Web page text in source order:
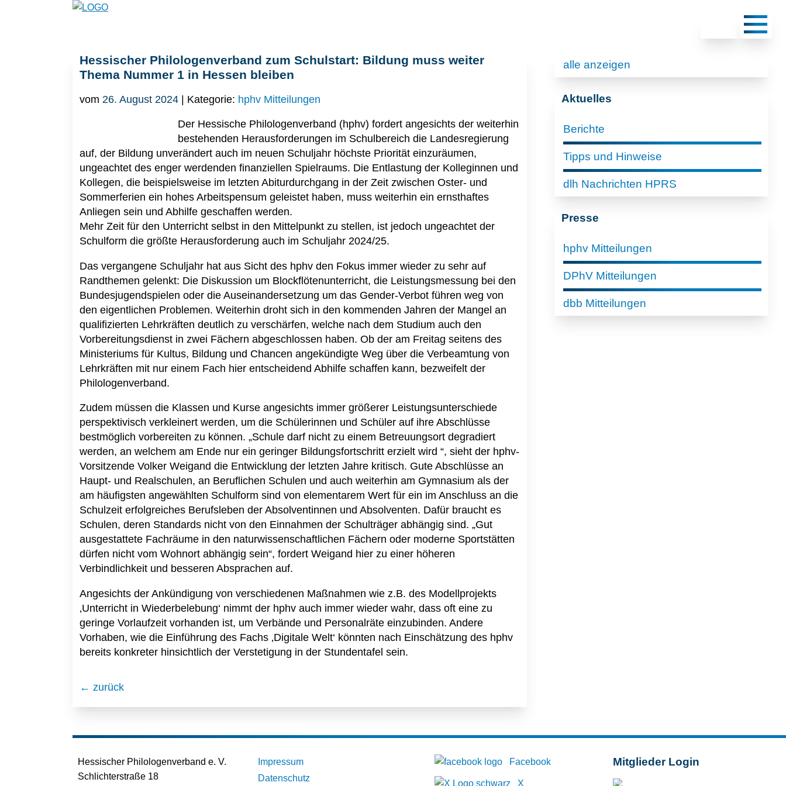
Hessischer Philologenverband zum Schulstart: Bildung muss weiter
Thema Nummer 1 in Hessen bleiben
vom 26. August 2024 | Kategorie: hphv Mitteilungen
Der Hessische Philologenverband (hphv) fordert angesichts der weiterhin
bestehenden Herausforderungen im Schulbereich die Landesregierung
auf, der Bildung unverändert auch im neuen Schuljahr höchste Priorität einzuräumen,
ungeachtet des enger werdenden finanziellen Spielraums. Die Entlastung der Kolleginnen und
Kollegen, die beispielsweise im letzten Abiturdurchgang in der Zeit zwischen Oster- und
Sommerferien ein hohes Arbeitspensum geleistet haben, muss weiterhin ein ernsthaftes
Anliegen sein und Abhilfe geschaffen werden.
Mehr Zeit für den Unterricht selbst in den Mittelpunkt zu stellen, ist jedoch ungeachtet der
Schulform die größte Herausforderung auch im Schuljahr 2024/25.
Das vergangene Schuljahr hat aus Sicht des hphv den Fokus immer wieder zu sehr auf
Randthemen gelenkt: Die Diskussion um Blockflötenunterricht, die Leistungsmessung bei den
Bundesjugendspielen oder die Auseinandersetzung um das Gender-Verbot führen weg von
den eigentlichen Problemen. Weiterhin droht sich in den kommenden Jahren der Mangel an
qualifizierten Lehrkräften deutlich zu verschärfen, welche nach dem Studium auch den
Vorbereitungsdienst in zwei Fächern abgeschlossen haben. Ob der am Freitag seitens des
Ministeriums für Kultus, Bildung und Chancen angekündigte Weg über die Verbeamtung von
Lehrkräften mit nur einem Fach hier entscheidend Abhilfe schaffen kann, bezweifelt der
Philologenverband.
Zudem müssen die Klassen und Kurse angesichts immer größerer Leistungsunterschiede
perspektivisch verkleinert werden, um die Schülerinnen und Schüler auf ihre Abschlüsse
bestmöglich vorbereiten zu können. „Schule darf nicht zu einem Betreuungsort degradiert
werden, an welchem am Ende nur ein geringer Bildungsfortschritt erzielt wird “, sieht der hphv-
Vorsitzende Volker Weigand die Entwicklung der letzten Jahre kritisch. Gute Abschlüsse an
Haupt- und Realschulen, an Beruflichen Schulen und auch weiterhin am Gymnasium als der
am häufigsten angewählten Schulform sind von elementarem Wert für ein im Anschluss an die
Schulzeit erfolgreiches Berufsleben der Absolventinnen und Absolventen. Dafür braucht es
Schulen, deren Standards nicht von den Einnahmen der Schulträger abhängig sind. „Gut
ausgestattete Fachräume in den naturwissenschaftlichen Fächern oder moderne Sportstätten
dürfen nicht vom Wohnort abhängig sein“, fordert Weigand hier zu einer höheren
Verbindlichkeit und besseren Absprachen auf.
Angesichts der Ankündigung von verschiedenen Maßnahmen wie z.B. des Modellprojekts
‚Unterricht in Wiederbelebung‘ nimmt der hphv auch immer wieder wahr, dass oft eine zu
geringe Vorlaufzeit vorhanden ist, um Verbände und Personalräte einzubinden. Andere
Vorhaben, wie die Einführung des Fachs ‚Digitale Welt‘ könnten nach Einschätzung des hphv
bereits konkreter hinsichtlich der Verstetigung in der Stundentafel sein.
← zurück
alle anzeigen
Aktuelles
Berichte
Tipps und Hinweise
dlh Nachrichten HPRS
Presse
hphv Mitteilungen
DPhV Mitteilungen
dbb Mitteilungen
Hessischer Philologenverband e. V.
Schlichterstraße 18
Impressum
Datenschutz
Facebook
X
Mitglieder Login